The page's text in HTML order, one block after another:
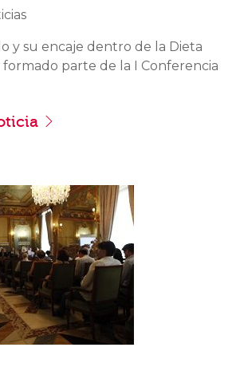
y su encaje dentro de la Dieta
parte de la I Conferencia